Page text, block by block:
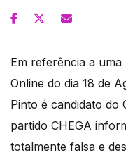
Em referência a
Online do dia 18 de
Pinto é candidato do
partido CHEGA
totalmente falsa e